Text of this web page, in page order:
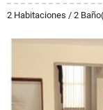
2 Habitaciones / 2